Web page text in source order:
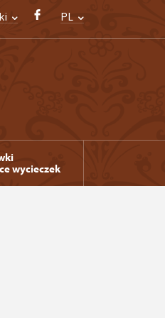
PL
wycieczek